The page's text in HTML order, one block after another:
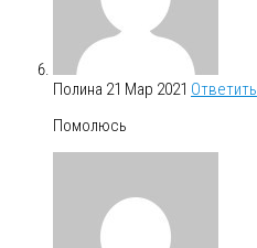
Полина 21 Мар 2021 Ответить
Помолюсь